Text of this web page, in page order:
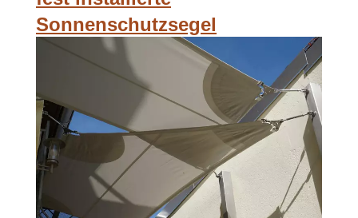
Sonnenschutzsegel